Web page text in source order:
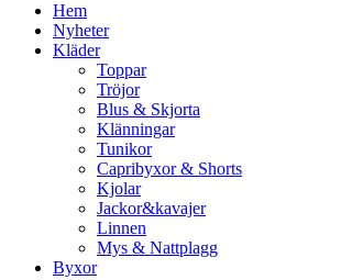
Hem
Nyheter
Kläder
Toppar
Tröjor
Blus & Skjorta
Klänningar
Tunikor
Capribyxor & Shorts
Kjolar
Jackor&kavajer
Linnen
Mys & Nattplagg
Byxor